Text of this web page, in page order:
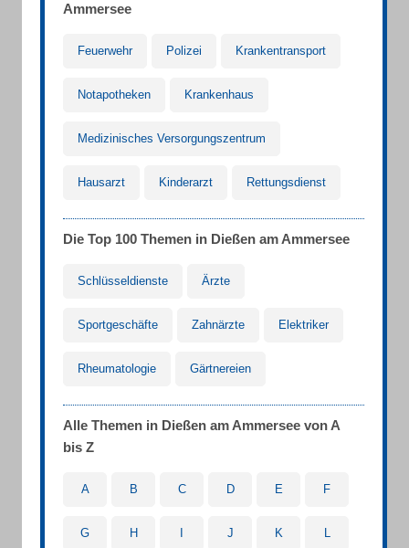
Ammersee
Feuerwehr Polizei Krankentransport
Notapotheken Krankenhaus
Medizinisches Versorgungszentrum
Hausarzt Kinderarzt Rettungsdienst
Die Top 100 Themen in Dießen am Ammersee
Schlüsseldienste Ärzte
Sportgeschäfte Zahnärzte Elektriker
Rheumatologie Gärtnereien
Alle Themen in Dießen am Ammersee von A
bis Z
A B C D E F
G H J K L